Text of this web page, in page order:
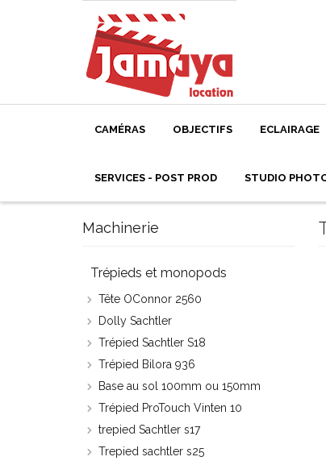
CAMÉRAS OBJECTIFS ECLAIRAGE
SERVICES - POST PROD STUDIO
Machinerie
Trépieds et monopods
Tête OConnor 2560
Dolly Sachtler
Trépied Sachtler S18
Trépied Bilora 936
Base au sol 100mm ou 150mm
Trépied ProTouch Vinten 10
trepied Sachtler s17
Trepied sachtler s25